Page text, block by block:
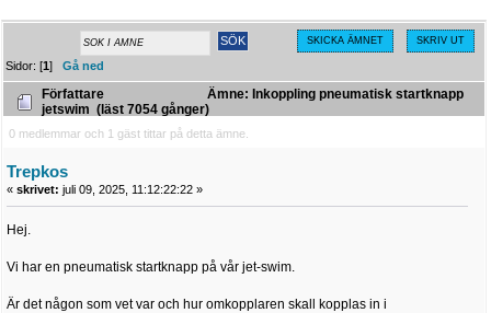
SKICKA ÄMNET SKRIV UT
Sidor: [1]Gå ned
Författare
Ämne: Inkoppling pneumatisk startknapp
jetswim (läst 7054 gånger)
0 medlemmar och 1 gäst tittar på detta ämne.
Trepkos
« skrivet: juli 09, 2025, 11:12:22:22 »
Hej.
Vi har en pneumatisk startknapp på vår jet-swim.
Är det någon som vet var och hur omkopplaren skall kopplas in i